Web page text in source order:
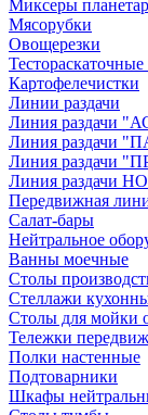
Миксеры
Мясорубки
Овощерезки
Картофелечистки
Линии раздачи
Линия раздачи
Линия раздачи
Линия раздачи
Линия раздачи
Передвижная
Салат-бары
Нейтральное
Ванны моечные
Столы
Стеллажи
Столы для мойки
Тележки
Полки настенные
Подтоварники
Шкафы